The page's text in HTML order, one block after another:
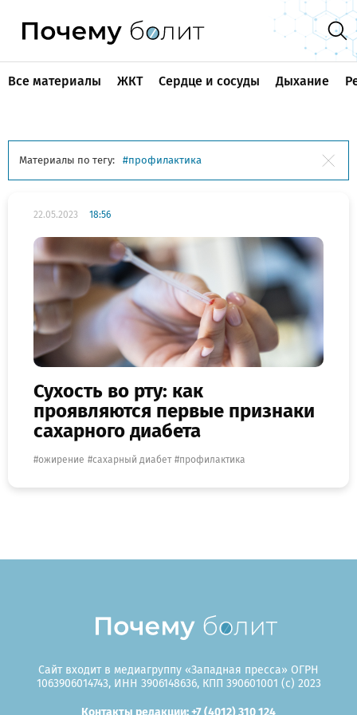
Все материалы ЖКТ Сердце и сосуды Дыхание
Материалы по тегу: профилактика
22.05.2023 18:56
Сухость во рту: как
проявляются первые признаки
сахарного диабета
ожирение сахарный диабет профилактика
Сайт входит в медиагруппу «Западная пресса» ОГРН
1063906014743, ИНН 3906148636, КПП 390601001 (c) 2023
Контакты редакции: +7 (4012) 310 124